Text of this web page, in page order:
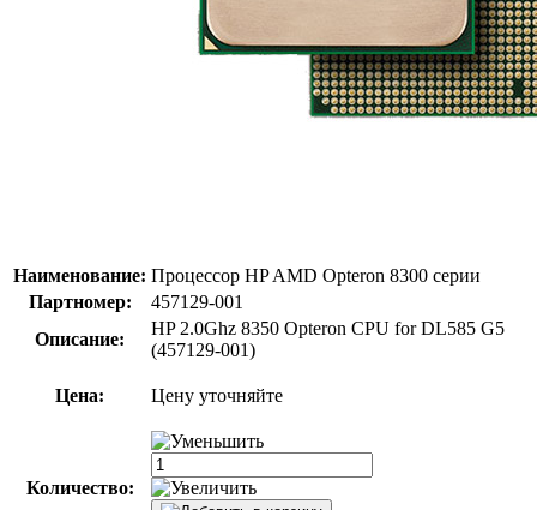
Наименование: Процессор HP AMD Opteron 8300 серии
Партномер:
457129-001
Описание:
HP 2.0Ghz 8350 Opteron CPU for DL585 G5
(457129-001)
Цена: Цену уточняйте
Количество: